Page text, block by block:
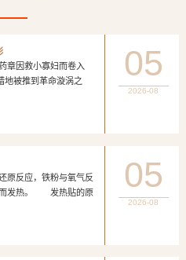
因救小寡妇而卷入
地被推到革命漩涡之
05
2026-08
反应，铁粉与氧气反
而发热。 发热贴的原
05
2026-08